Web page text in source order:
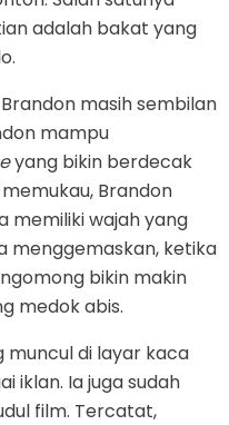
adalah bakat yang
masih sembilan
mampu
yang bikin berdecak
Brandon
memiliki wajah yang
menggemaskan, ketika
bikin makin
medok abis.
muncul di layar kaca
iklan. Ia juga sudah
film. Tercatat,